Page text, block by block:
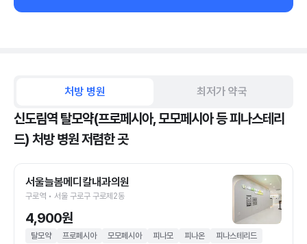
처방 병원 최저가 약국
신도림역 탈모약(프로페시아, 모모페시아 등 피나스테리
드) 처방 병원 저렴한 곳
서울늘봄메디칼내과의원
구로역 • 서울 구로구 구로제2동
4,900원
탈모약 프로페시아 모모페시아 피나모 피나온 피나스테리드